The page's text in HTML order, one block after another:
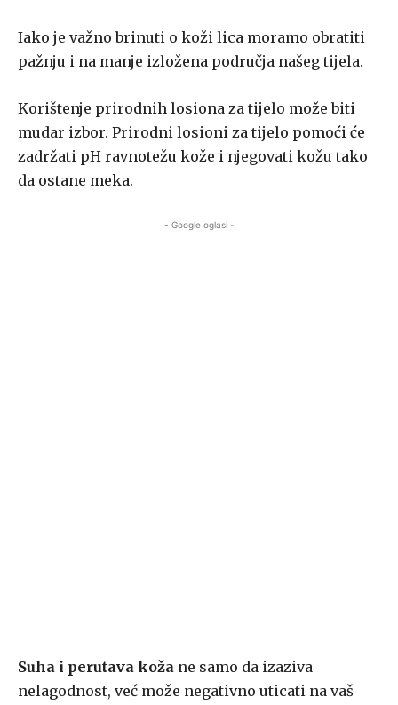
Iako je važno brinuti o koži lica moramo obratiti
pažnju i na manje izložena područja našeg tijela.
Korištenje prirodnih losiona za tijelo može biti
mudar izbor. Prirodni losioni za tijelo pomoći će
zadržati pH ravnotežu kože i njegovati kožu tako
da ostane meka.
- Google oglasi -
Suha i perutava koža ne samo da izaziva
nelagodnost, već može negativno uticati na vaš